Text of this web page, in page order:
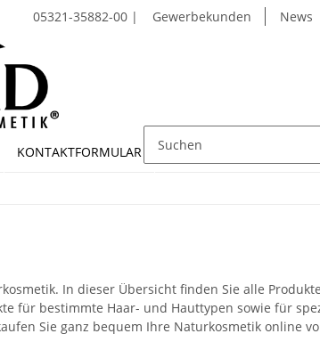
05321-35882-00 | Gewerbekunden News
KONTAKTFORMULAR
In dieser Übersicht finden Sie alle
für bestimmte Haar- und Hauttypen sowie für
Sie ganz bequem Ihre Naturkosmetik online